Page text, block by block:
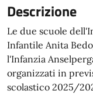
Descrizione
Le due scuole
Infantile Anita
l'Infanzia
organizzati in
scolastico 2025/